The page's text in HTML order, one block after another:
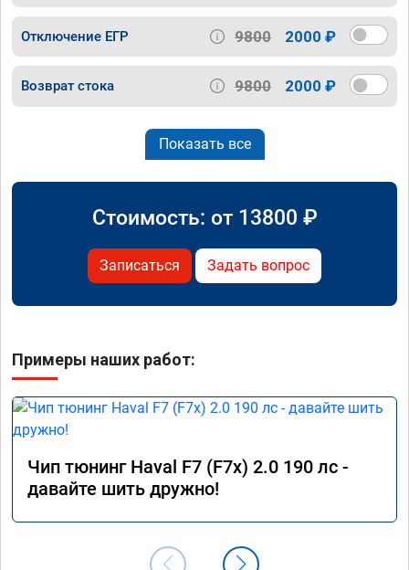
Отключение ЕГР 9800 2000 ₽
Возврат стока 9800 2000 ₽
Показать все
Стоимость: от 13800 ₽
Записаться Задать вопрос
Примеры наших работ:
Чип тюнинг Haval F7 (F7x) 2.0 190 лс -
давайте шить дружно!